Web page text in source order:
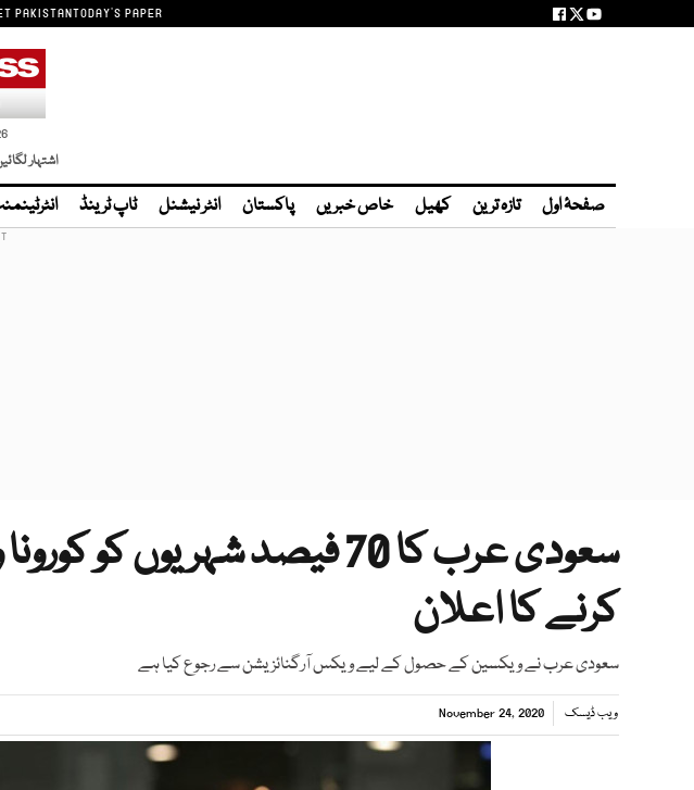
PAKISTANTODAY'S PAPER
اشتہار
صفحۂ اول تازہ ترین کھیل خاص خبریں پاکستان انٹر نیشنل ٹاپ ٹرینڈ
سعودی عرب کا 70 فیصد شہریوں
کرنے کا اعلان
سعودی عرب نے ویکسین کے حصول کے لیے ویکس آرگنائزیشن سے رجوع کیا ہے
ویب ڈیسک November 24, 2020